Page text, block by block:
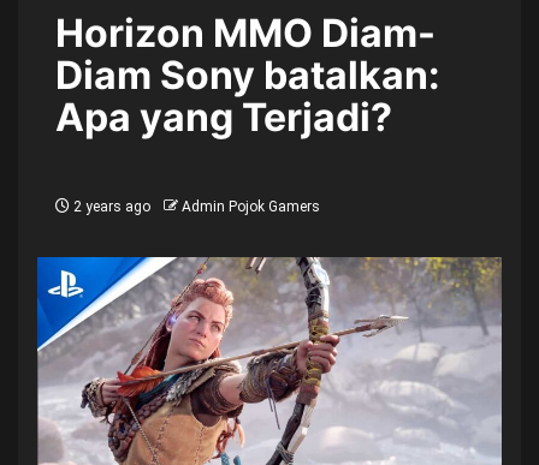
Horizon MMO Diam-
Diam Sony batalkan:
Apa yang Terjadi?
2 years ago Admin Pojok Gamers